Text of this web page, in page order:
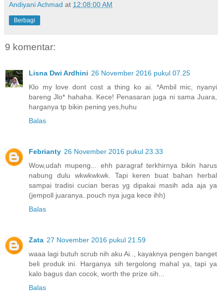
Andiyani Achmad at 12:08:00 AM
Berbagi
9 komentar:
Lisna Dwi Ardhini 26 November 2016 pukul 07.25
Klo my love dont cost a thing ko ai. *Ambil mic, nyanyi
bareng Jlo* hahaha. Kece! Penasaran juga ni sama Juara,
harganya tp bikin pening yes,huhu
Balas
Febrianty 26 November 2016 pukul 23.33
Wow,udah mupeng... ehh paragraf terkhirnya bikin harus
nabung dulu wkwkwkwk. Tapi keren buat bahan herbal
sampai tradisi cucian beras yg dipakai masih ada aja ya
(jempoll juaranya..pouch nya juga kece ihh)
Balas
Zata 27 November 2016 pukul 21.59
waaa lagi butuh scrub nih aku Ai.., kayaknya pengen banget
beli produk ini. Harganya sih tergolong mahal ya, tapi ya
kalo bagus dan cocok, worth the prize sih...
Balas